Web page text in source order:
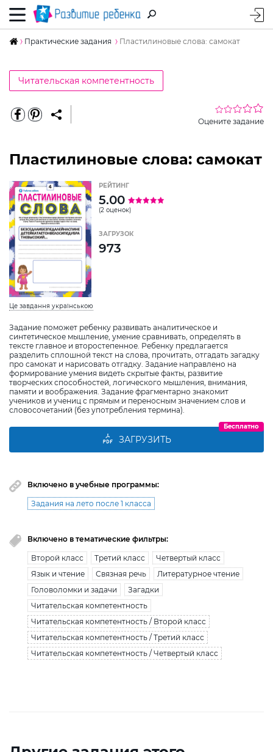
Практические задания Пластилиновые слова: самокат
Читательская компетентность
Оцените задание
Пластилиновые слова: самокат
Це завдання українською
Задание поможет ребенку развивать аналитическое и
синтетическое мышление, умение сравнивать, определять в
тексте главное и второстепенное. Ребенку предлагается
разделить сплошной текст на слова, прочитать, отгадать загадку
про самокат и нарисовать отгадку. Задание направлено на
формирование умения видеть скрытые факты, развитие
творческих способностей, логического мышления, внимания,
памяти и воображения. Задание фрагментарно знакомит
учеников и учениц с прямым и переносным значением слов и
словосочетаний (без употребления термина).
РЕЙТИНГ
5.00
(2 оценок)
ЗАГРУЗОК
973
ЗАГРУЗИТЬ
Бесплатно
Включено в учебные программы:
Задания на лето после 1 класса
Включено в тематические фильтры:
Второй класс Третий класс
Четвертый класс
Язык и чтение
Связная речь
Литературное чтение
Головоломки и задачи
Загадки
Читательская компетентность
Читательская компетентность / Второй класс
Читательская компетентность / Третий класс
Читательская компетентность / Четвертый класс